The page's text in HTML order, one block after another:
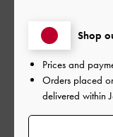
サイズ: 37/23.5cm |
デザイン
Shop
Prices and
Orders placed
delivered within